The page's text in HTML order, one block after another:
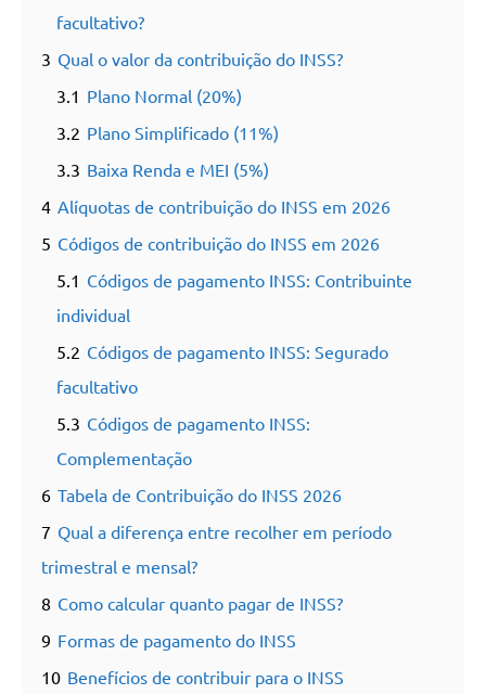
facultativo?
3 Qual o valor da contribuição do INSS?
3.1 Plano Normal (20%)
3.2 Plano Simplificado (11%)
3.3 Baixa Renda e MEI (5%)
4 Alíquotas de contribuição do INSS em 2026
5 Códigos de contribuição do INSS em 2026
5.1 Códigos de pagamento INSS: Contribuinte
individual
5.2 Códigos de pagamento INSS: Segurado
facultativo
5.3 Códigos de pagamento INSS:
Complementação
6 Tabela de Contribuição do INSS 2026
7 Qual a diferença entre recolher em período
trimestral e mensal?
8 Como calcular quanto pagar de INSS?
9 Formas de pagamento do INSS
10 Benefícios de contribuir para o INSS